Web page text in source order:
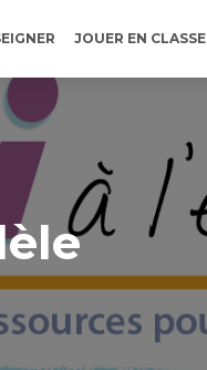
JOUER EN CLASSE